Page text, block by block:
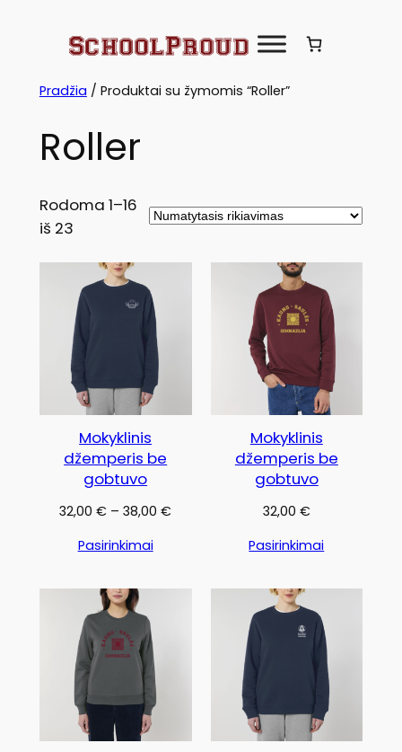
Pradžia / Produktai su žymomis “Roller”
Roller
Rodoma 1–16
iš 23
Mokyklinis
džemperis be
gobtuvo
32,00€ – 38,00€Price
38,00 €
Pasirinkimai
Mokyklinis
džemperis be
gobtuvo
32,00 €
Pasirinkimai